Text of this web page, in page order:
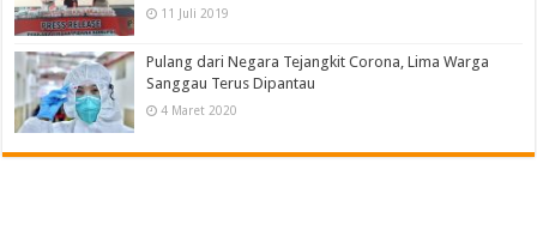
11 Juli 2019
Pulang dari Negara Tejangkit Corona, Lima Warga
Sanggau Terus Dipantau
4 Maret 2020